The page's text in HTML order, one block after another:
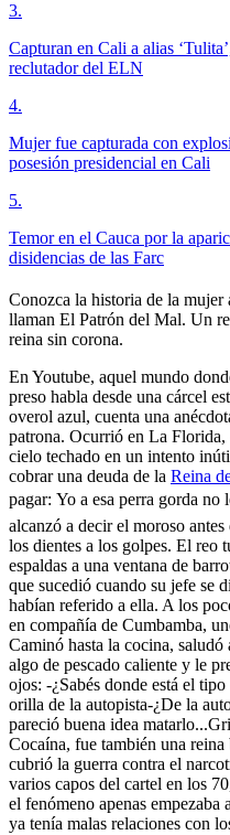
3.
Capturan en Cali a alias
reclutador del ELN
4.
Mujer fue capturada con
posesión presidencial en Cali
5.
Temor en el Cauca por la
disidencias de las Farc
Conozca la historia de la mujer
llaman El Patrón del Mal. Un
reina sin corona.
En Youtube, aquel mundo
preso habla desde una cárcel
overol azul, cuenta una
patrona. Ocurrió en La Florida,
cielo techado en un intento
cobrar una deuda de la Reina
pagar: Yo a esa perra gorda
alcanzó a decir el moroso
los dientes a los golpes. El reo
espaldas a una ventana de
que sucedió cuando su jefe se
habían referido a ella. A los
en compañía de Cumbamba,
Caminó hasta la cocina, saludó
algo de pescado caliente y le
ojos: -¿Sabés donde está el
orilla de la autopista-¿De la
pareció buena idea
Cocaína, fue también una
cubrió la guerra contra el
varios capos del cartel en los
el fenómeno apenas empezaba
ya tenía malas relaciones con